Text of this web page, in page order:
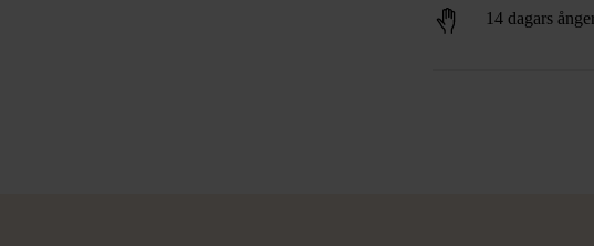
14 dagars